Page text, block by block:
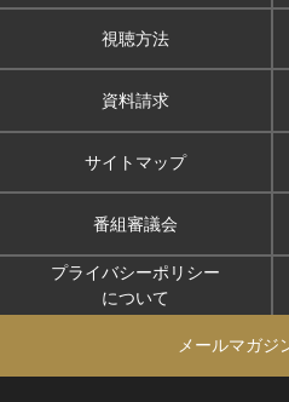
視聴方法
資料請求
サイトマップ
番組審議会
プライバシーポリシー
について
メールマガジ